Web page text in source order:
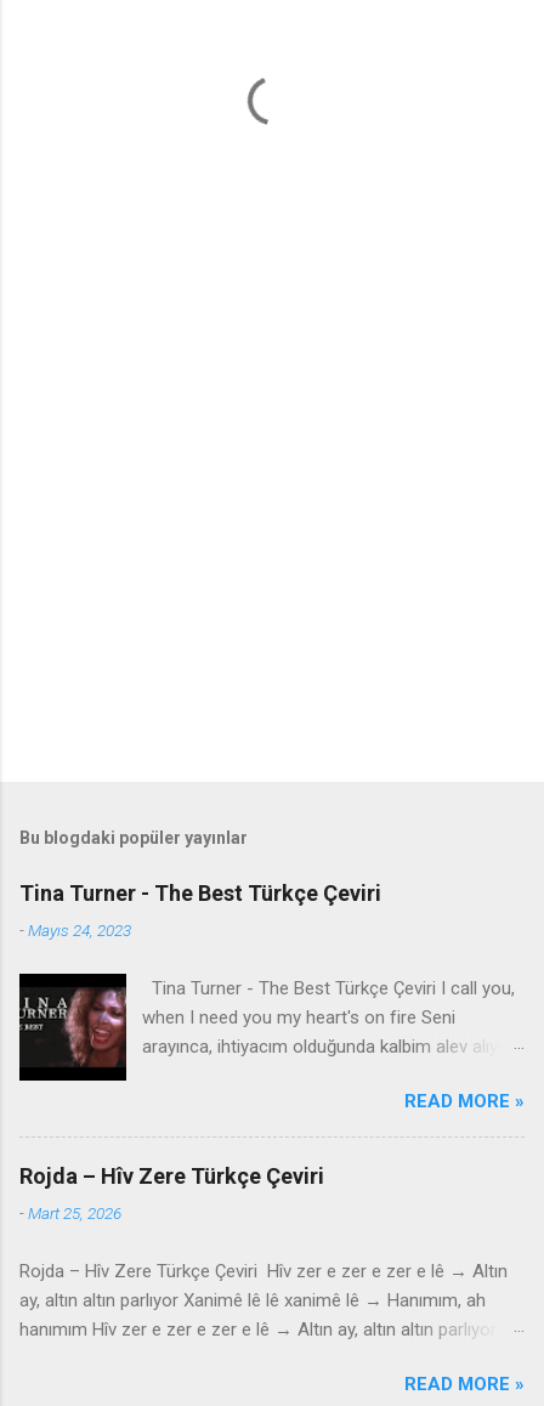
Bu blogdaki popüler yayınlar
Tina Turner - The Best Türkçe Çeviri
-Mayıs 24, 2023
Tina Turner - The Best Türkçe Çeviri I call you,
when I need you my heart's on fire Seni
arayınca, ihtiyacım olduğunda kalbim alev alıyor
Bana geliyorsun, bana geliyorsun, vahşi vahşi
You come to me Bana geliyorsun Give me
everything I need İhtiyacım olan her şeyi bana
ver Give me a lifetime of promises and a world
know what it means Aşk dilini konuş, ne anlama
geldiğini biliyormuş gibi And it can't be wrong,
take my heart Ve yanlış olamaz, kalbimi al And
You're simply the best Sen sadece en iyisisin
READ MORE »
Rojda – Hîv Zere Türkçe Çeviri
-Mart 25, 2026
Rojda – Hîv Zere Türkçe Çeviri Hîv zer e zer e zer e lê → Altın
ay, altın altın parlıyor Xanimê lê lê xanimê lê → Hanımım, ah
hanımım Hîv zer e zer e zer e lê → Altın ay, altın altın parlıyor
li hember e lê → Güzelin evi karşıdadır Xanimê lê lê xanimê lê →
READ MORE »